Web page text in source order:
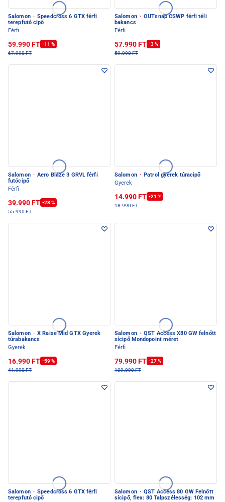
Salomon · Speedcross 6 GTX férfi
terepfutó cipő
Férfi
59.990 FT -11 %
67.990 FT
Salomon · OUTsnap CSWP férfi téli
bakancs
Férfi
57.990 FT -3 %
59.990 FT
Salomon · Aero Blaze 3 GRVL férfi
futócipő
Férfi
39.990 FT -28 %
55.990 FT
Salomon · Patrol gyerek túracipő
Gyerek
14.990 FT -21 %
18.990 FT
Salomon · X Raise Mid GTX Gyerek
túrabakancs
Gyerek
16.990 FT -59 %
41.990 FT
Salomon · QST Access X80 GW felnőtt
sícipő Mondopoint méret
Férfi
79.990 FT -27 %
109.990 FT
Salomon · Speedcross 6 GTX férfi
terepfutó cipő
Salomon · QST Access 80 GW Felnőtt
sícipő, flex: 80 Talpszélesség: 102 mm